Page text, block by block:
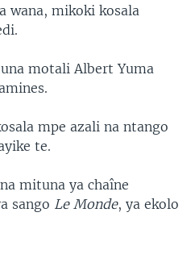
wana, mikoki kosala
motali Albert Yuma
mpe azali na ntango
te.
mituna ya chaîne
sango Le Monde, ya ekolo